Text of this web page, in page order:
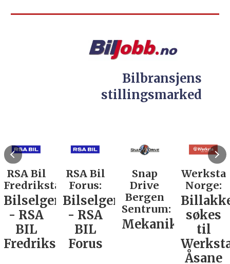
Bilbransjens
stillingsmarked
RSA Bil
Fredrikstad:
Bilselger
- RSA
BIL
Fredrikstad
RSA Bil
Forus:
Bilselger
- RSA
BIL
Forus
Snap
Drive
Bergen
Sentrum:
Mekaniker
Werksta
Norge:
søkes
til
Åsane